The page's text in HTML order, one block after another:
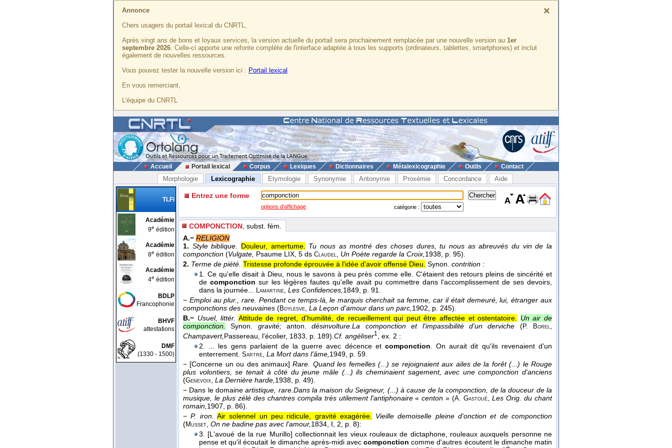
×
Annonce
Chers usagers du portail lexical du CNRTL,
Après vingt ans de bons et loyaux services, la version actuelle du portail sera prochainement remplacée par une nouvelle version au 1er
septembre 2026. Celle-ci apporte une refonte complète de l'interface adaptée à tous les supports (ordinateurs, tablettes, smartphones) et inclut
également de nouvelles ressources.
Vous pouvez tester la nouvelle version ici : Portail lexical
En vous remerciant,
L'équipe du CNRTL
Accueil Portail lexical Corpus Lexiques Dictionnaires Métalexicographie Outils Contact
Morphologie Lexicographie Etymologie Synonymie Antonymie Proxémie Concordance Aide
TLFi
Académie
9e édition
Académie
8e édition
Académie
4e édition
BDLP
Francophonie
BHVF
attestations
DMF
(1330 - 1500)
Entrez une forme
options d'affichage catégorie :
COMPONCTION , subst. fém.
A.− RELIGION
1. Style biblique. Douleur, amertume. Tu nous as montré des choses dures, tu nous as abreuvés du vin de la
componction (Vulgate, Psaume LIX, 5 ds Claudel, Un Poète regarde la Croix,1938, p. 95).
2. Terme de piété. Tristesse profonde éprouvée à l'idée d'avoir offensé Dieu. Synon. contrition :
1. Ce qu'elle disait à Dieu, nous le savons à peu près comme elle. C'étaient des retours pleins de sincérité et
decomponction sur les légères fautes qu'elle avait pu commettre dans l'accomplissement de ses devoirs,
dans la journée... Lamartine, Les Confidences,1849, p. 91.
− Emploi au plur., rare. Pendant ce temps-là, le marquis cherchait sa femme, car il était demeuré, lui, étranger aux
componctions des neuvaines (Boylesve, La Leçon d'amour dans un parc,1902, p. 245).
B.− Usuel, littér. Attitude de regret, d'humilité, de recueillement qui peut être affectée et ostentatoire. Un air de
componction.
Synon. gravité;anton.désinvolture.La componction et l'impassibilité d'un derviche (P. Borel,
Champavert, Passereau, l'écolier, 1833 , p. 189). Cf. angéliser1
, ex. 2 :
2. ... les gens parlaient de la guerre avec décence et componction . On aurait dit qu'ils revenaient d'un
enterrement. Sartre La Mort dans l'âme, 1949 , p. 59.
− [Concerne un ou des animaux] Rare.
Quand les femelles (...) se rejoignaient aux ailes de la forêt (...) le Rouge
plus volontiers, se tenait à côté du jeune mâle (...) ils cheminaient sagement, avec une componction d'anciens
(Genevoix La Dernière harde, 1938 , p. 49).
− Dans le domaineartistique, rare. Dans la maison du Seigneur, (...) à cause de la componction, de la douceur de la
musique, le plus zélé des chantres compila très utilement l'antiphonaire«centon » (A. Gastoué ,Les Orig. du chant
romain, 1907 , p. 86).
−P. iron. Air solennel un peu ridicule, gravité exagérée.
Vieille demoiselle pleine d'onction et de componction
(Musset On ne badine pas avec l'amour, 1834 , I, 2, p. 8):
3. [L'avoué de la rue Murillo] collectionnait les vieux rouleaux de dictaphone, rouleaux auxquels personne ne
pense et qu'il écoutait le dimanche après-midi aveccomponction comme d'autres écoutent le dimanche matin